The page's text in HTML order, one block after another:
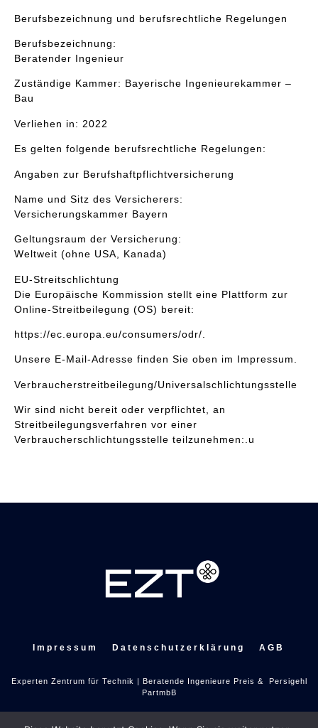
Berufsbezeichnung und berufsrechtliche Regelungen
Berufsbezeichnung:
Beratender Ingenieur
Zuständige Kammer: Bayerische Ingenieurekammer –
Bau
Verliehen in: 2022
Es gelten folgende berufsrechtliche Regelungen:
Angaben zur Berufshaftpflichtversicherung
Name und Sitz des Versicherers:
Versicherungskammer Bayern
Geltungsraum der Versicherung:
Weltweit (ohne USA, Kanada)
EU-Streitschlichtung
Die Europäische Kommission stellt eine Plattform zur
Online-Streitbeilegung (OS) bereit:
https://ec.europa.eu/consumers/odr/.
Unsere E-Mail-Adresse finden Sie oben im Impressum.
Verbraucherstreitbeilegung/Universalschlichtungsstelle
Wir sind nicht bereit oder verpflichtet, an
Streitbeilegungsverfahren vor einer
Verbraucherschlichtungsstelle teilzunehmen:.u
Impressum Datenschutzerklärung AGB
Experten Zentrum für Technik | Beratende Ingenieure Preis & Persigehl
PartmbB
Breitensteinstr. 68 | 83071 Stephanskirchen | +49-40-5379 9828-0